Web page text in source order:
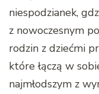
niespodzianek,
z nowoczesnym
rodzin z dziećmi
które łączą w
najmłodszym z